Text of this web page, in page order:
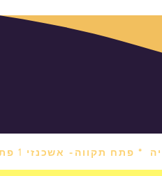
פתח תקווה- אשכנזי 1 פתח תקווה